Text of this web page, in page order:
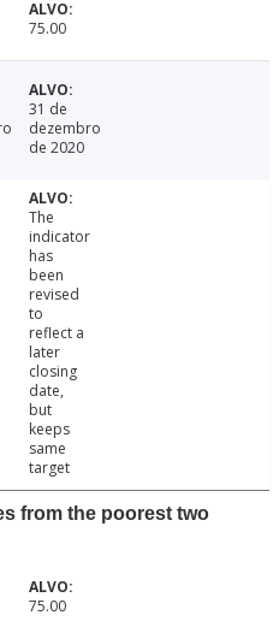
75.00
31 de
dezembro
de 2020
The
indicator
has
been
revised
to
reflect a
later
closing
date,
but
keeps
same
target
from the poorest two
75.00